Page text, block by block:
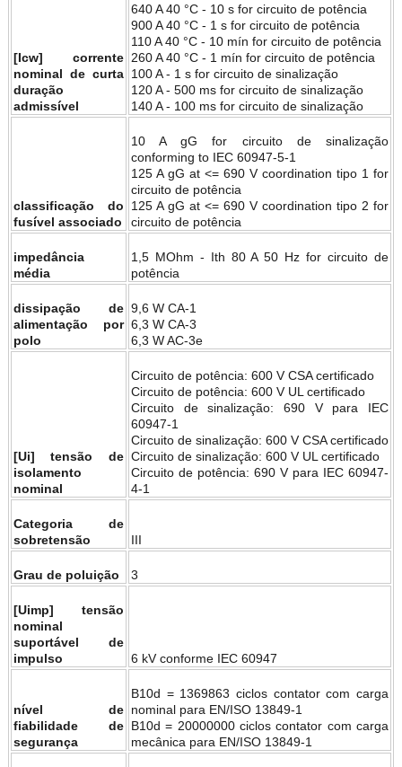
[Icw] corrente
nominal de curta
duração
admissível
640 A 40 °C - 10 s for circuito de potência
900 A 40 °C - 1 s for circuito de potência
110 A 40 °C - 10 mín for circuito de potência
260 A 40 °C - 1 mín for circuito de potência
100 A - 1 s for circuito de sinalização
120 A - 500 ms for circuito de sinalização
140 A - 100 ms for circuito de sinalização
classificação do
fusível associado
10 A gG for circuito de sinalização
conforming to IEC 60947-5-1
125 A gG at <= 690 V coordination tipo 1 for
circuito de potência
125 A gG at <= 690 V coordination tipo 2 for
circuito de potência
impedância
média
1,5 MOhm - Ith 80 A 50 Hz for circuito de
potência
dissipação de
alimentação por
polo
9,6 W CA-1
6,3 W CA-3
6,3 W AC-3e
[Ui] tensão de
isolamento
nominal
Circuito de potência: 600 V CSA certificado
Circuito de potência: 600 V UL certificado
Circuito de sinalização: 690 V para IEC
60947-1
Circuito de sinalização: 600 V CSA certificado
Circuito de sinalização: 600 V UL certificado
Circuito de potência: 690 V para IEC 60947-
4-1
Categoria de
sobretensão
III
Grau de poluição 3
[Uimp] tensão
nominal
suportável de
impulso
6 kV conforme IEC 60947
nível de
fiabilidade de
segurança
B10d = 1369863 ciclos contator com carga
nominal para EN/ISO 13849-1
B10d = 20000000 ciclos contator com carga
mecânica para EN/ISO 13849-1